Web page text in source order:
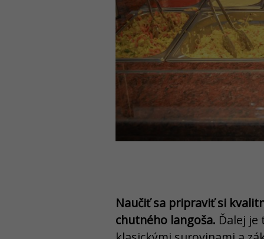
Naučiť sa pripraviť si
chutného langoša. Ďalej je